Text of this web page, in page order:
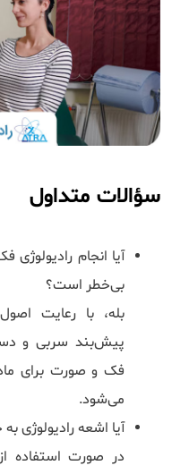
سؤالات متداول
آیا انجام
بی‌خطر است؟
بله، با رعایت
پیش‌بند سربی و
فک و صورت برای
می‌شود.
آیا اشعه رادیولوژی
در صورت استفاده